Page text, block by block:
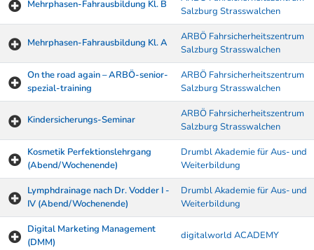
Mehrphasen-Fahrausbildung Kl. B
Salzburg Strasswalchen
Mehrphasen-Fahrausbildung Kl. A
ARBÖ Fahrsicherheitszentrum
Salzburg Strasswalchen
On the road again – ARBÖ-senior-
spezial-training
ARBÖ Fahrsicherheitszentrum
Salzburg Strasswalchen
Kindersicherungs-Seminar
ARBÖ Fahrsicherheitszentrum
Salzburg Strasswalchen
Kosmetik Perfektionslehrgang
(Abend/Wochenende)
Drumbl Akademie für Aus- und
Weiterbildung
Lymphdrainage nach Dr. Vodder I -
IV (Abend/Wochenende)
Drumbl Akademie für Aus- und
Weiterbildung
Digital Marketing Management
(DMM)
digitalworld ACADEMY